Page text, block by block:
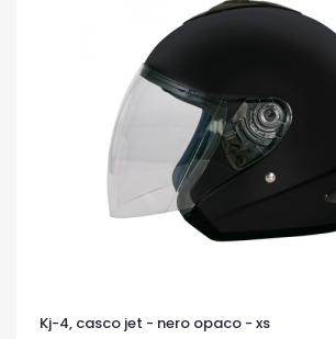
Kj-4, casco jet - nero opaco - xs